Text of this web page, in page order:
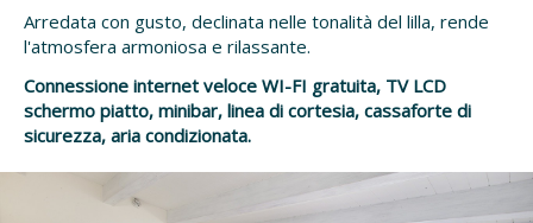
Arredata con gusto, declinata nelle tonalità del lilla, rende
l'atmosfera armoniosa e rilassante.
Connessione internet veloce WI-FI gratuita, TV LCD
schermo piatto, minibar, linea di cortesia, cassaforte di
sicurezza, aria condizionata.